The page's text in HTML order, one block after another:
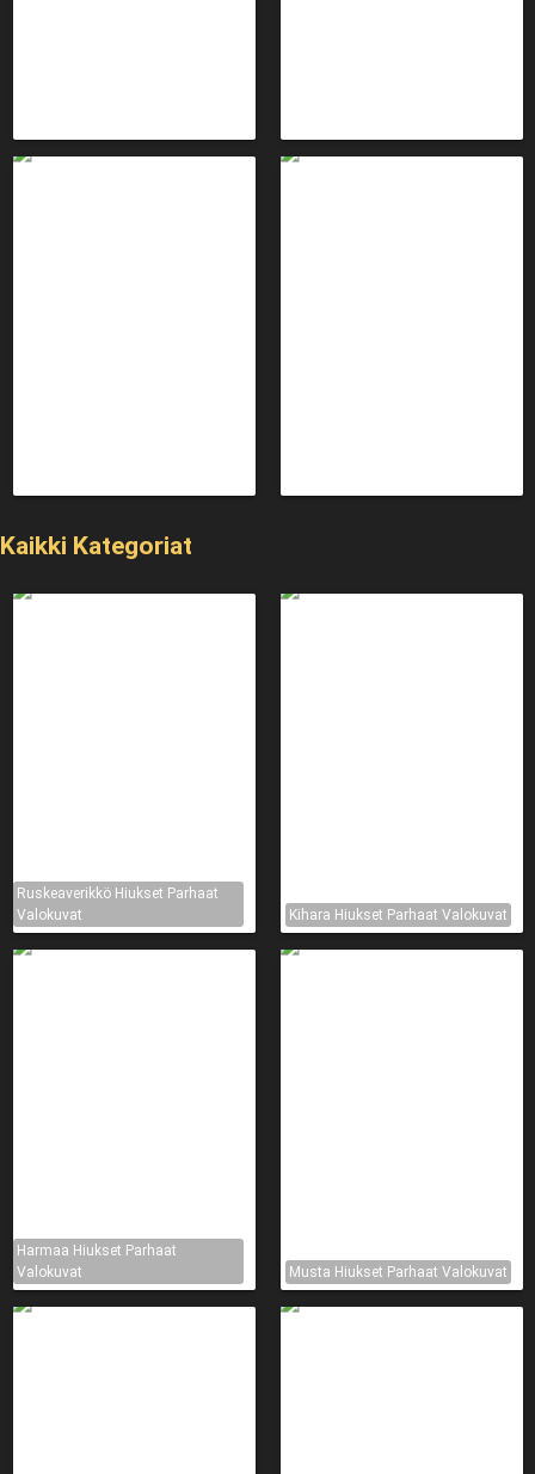
Kaikki Kategoriat
Ruskeaverikkö Hiukset Parhaat
Valokuvat
Kihara Hiukset Parhaat Valokuvat
Harmaa Hiukset Parhaat
Valokuvat
Musta Hiukset Parhaat Valokuvat